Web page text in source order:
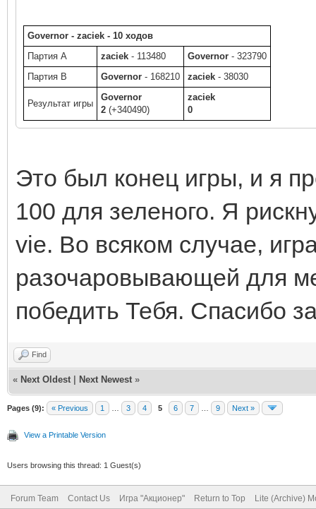
Governor - zaciek - 10 ходов
Партия A
zaciek - 113480 Governor - 323790
Партия B
Governor - 168210 zaciek - 38030
Результат игры
Governor
2 (+340490)
zaciek
0
Это был конец игры, и я
100 для зеленого. Я
vie. Во всяком случае,
разочаровывающей для
победить Тебя. Спасибо
Find
« Next Oldest Next Newest »
Pages (9): « Previous 1 3 4 5 6 7 9 Next »
View a Printable Version
Users browsing this thread: 1 Guest(s)
Forum Team Contact Us Игра "Акционер" Return to Top Lite (Archive)